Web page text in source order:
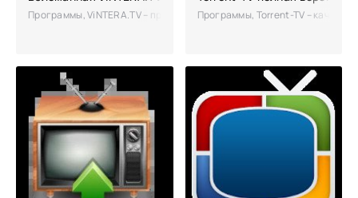
Программы, ViNTERA.TV – программа для мобильных устройств,
Программы, Torrent-TV –